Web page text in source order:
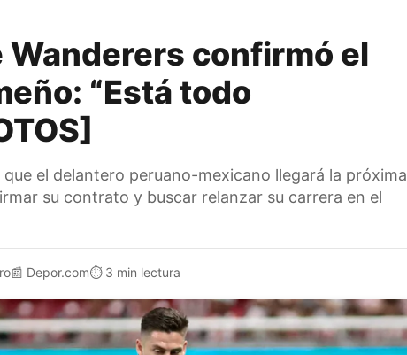
Wanderers confirmó el
“Está todo
el delantero peruano-mexicano llegará la próxima
su contrato y buscar relanzar su carrera en el
📰 Depor.com⏱️ 3 min lectura